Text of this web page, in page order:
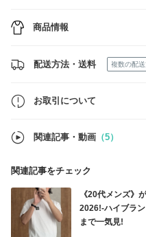
※休業前のご注文でも商品の入
場合がございます。
※大変申し訳ございませんが、
けでき兼ねます。
休業前後は、余裕を持ったご注
お客様にはご迷惑をお掛けし大
----------------------------------
で、発送までにお時間頂くこと
商品情報
配送方法・送料 複数の配
お取引について
関連記事・動画 （5）
関連記事をチェック
《20代メンズ》
2026!-ハイブラ
まで一気見!